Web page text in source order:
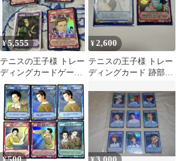
¥5,555
テニスの王子様 トレー
ディングカードゲーム
セット 未コンプ
¥2,600
テニスの王子様 トレー
ディングカード 跡部構
500 3,000